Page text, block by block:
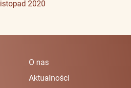
listopad 2020
O nas
Aktualności